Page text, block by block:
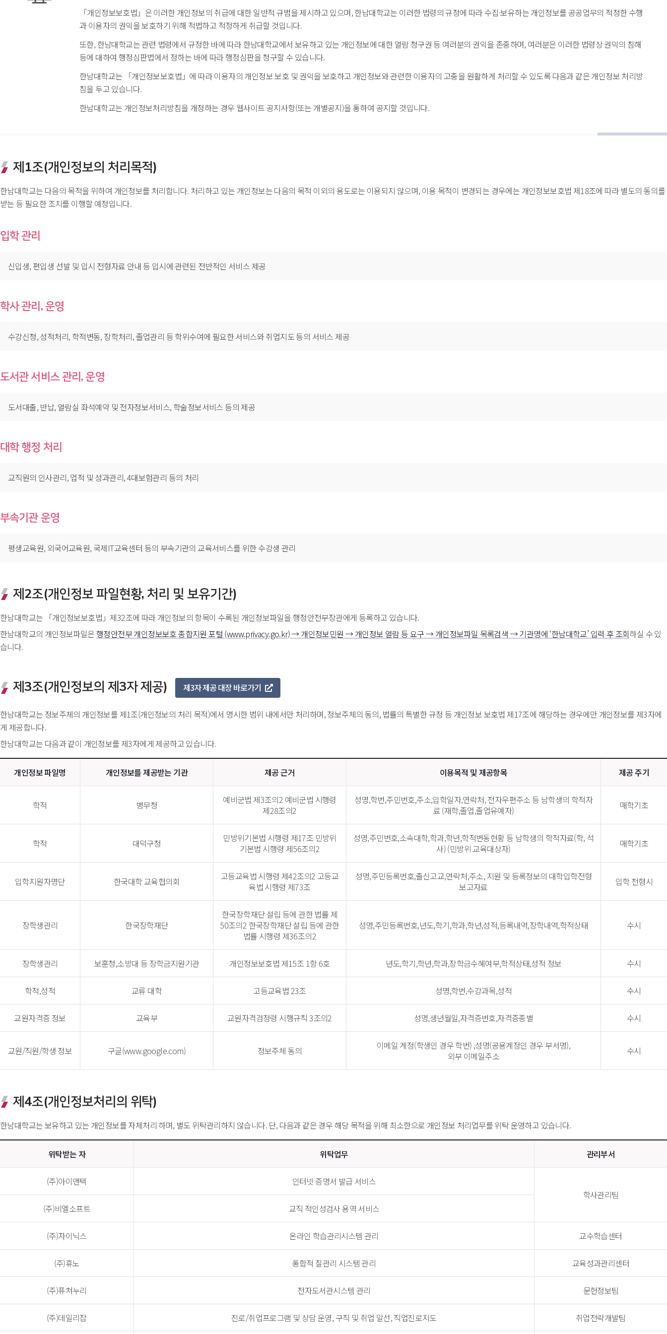
「개인정보보호법」은 이러한 개인정보의 취급에 대한 일반적 규범을 제시하고 있으며, 한남대학교는 이러한 법령의 규정에 따라 수집·보유하는 개인정보를 공공업무의 적정한 수행
과 이용자의 권익을 보호하기 위해 적법하고 적정하게 취급할 것입니다.
또한, 한남대학교는 관련 법령에서 규정한 바에 따라 한남대학교에서 보유하고 있는 개인정보에 대한 열람 청구권 등 여러분의 권익을 존중하며, 여러분은 이러한 법령상 권익의 침해
등에 대하여 행정심판법에서 정하는 바에 따라 행정심판을 청구할 수 있습니다.
한남대학교는 「개인정보보호법」에 따라 이용자의 개인정보 보호 및 권익을 보호하고 개인정보와 관련한 이용자의 고충을 원활하게 처리할 수 있도록 다음과 같은 개인정보 처리방
침을 두고 있습니다.
한남대학교는 개인정보처리방침을 개정하는 경우 웹사이트 공지사항(또는 개별공지)을 통하여 공지할 것입니다.
제1조(개인정보의 처리목적)
한남대학교는 다음의 목적을 위하여 개인정보를 처리합니다. 처리하고 있는 개인정보는 다음의 목적 이외의 용도로는 이용되지 않으며, 이용 목적이 변경되는 경우에는 개인정보보호법 제18조에 따라 별도의 동의를
받는 등 필요한 조치를 이행할 예정입니다.
입학 관리
신입생, 편입생 선발 및 입시 전형자료 안내 등 입시에 관련된 전반적인 서비스 제공
학사 관리, 운영
수강신청, 성적처리, 학적변동, 장학처리, 졸업관리 등 학위수여에 필요한 서비스와 취업지도 등의 서비스 제공
도서관 서비스 관리, 운영
도서대출, 반납, 열람실 좌석예약 및 전자정보서비스, 학술정보서비스 등의 제공
대학 행정 처리
교직원의 인사관리, 업적 및 성과관리, 4대보험관리 등의 처리
부속기관 운영
평생교육원, 외국어교육원, 국제IT교육센터 등의 부속기관의 교육서비스를 위한 수강생 관리
제2조(개인정보 파일현황, 처리 및 보유기간)
한남대학교는 「개인정보보호법」제32조에 따라 개인정보의 항목이 수록된 개인정보파일을 행정안전부장관에게 등록하고 있습니다.
한남대학교의 개인정보파일은 행정안전부 개인정보보호 종합지원 포털 (www.privacy.go.kr) → 개인정보민원 → 개인정보 열람 등 요구 → 개인정보파일 목록검색 → 기관명에 ‘한남대학교’ 입력 후 조회하실 수 있
습니다.
제3조(개인정보의 제3자 제공) 제3자 제공 대장 바로가기
한남대학교는 정보주체의 개인정보를 제1조(개인정보의 처리 목적)에서 명시한 범위 내에서만 처리하며, 정보주체의 동의, 법률의 특별한 규정 등 개인정보 보호법 제17조에 해당하는 경우에만 개인정보를 제3자에
게 제공합니다.
한남대학교는 다음과 같이 개인정보를 제3자에게 제공하고 있습니다.
개인정보 파일명 개인정보를 제공받는 기관 제공 근거 이용목적 및 제공항목 제공 주기
학적 병무청
예비군법 제3조의2 예비군법 시행령
제28조의2
성명,학번,주민번호,주소,입학일자,연락처, 전자우편주소 등 남학생의 학적자
료 (재학,졸업,졸업유예자)
매학기초
학적 대덕구청
민방위기본법 시행령 제17조 민방위
기본법 시행령 제56조의2
성명,주민번호,소속대학,학과,학년,학적변동현황 등 남학생의 학적자료(학, 석
사) (민방위 교육대상자)
매학기초
입학지원자명단 한국대학 교육협의회
고등교육법 시행령 제42조의2 고등교
육법 시행령 제73조
성명,주민등록번호,출신고교,연락처,주소, 지원 및 등록정보의 대학입학전형
보고자료
입학 전형시
장학생관리 한국장학재단
한국장학재단 설립 등에 관한 법률 제
50조의2 한국장학재단 설립 등에 관한
법률 시행령 제36조의2
성명,주민등록번호,년도,학기,학과,학년,성적,등록내역,장학내역,학적상태 수시
장학생관리 보훈청,소방대 등 장학금지원기관 개인정보보호법 제15조 1항 6호 년도,학기,학년,학과,장학금수혜여부,학적상태,성적 정보 수시
학적,성적 교류 대학 고등교육법 23조 성명,학번,수강과목,성적 수시
교원자격증 정보 교육부 교원자격검정령 시행규칙 3조의2 성명,생년월일,자격증번호,자격증종별 수시
교원/직원/학생 정보 구글(www.google.com) 정보주체 동의
이메일 계정(학생인 경우 학번) ,성명(공용계정인 경우 부서명),
외부 이메일주소
수시
제4조(개인정보처리의 위탁)
한남대학교는 보유하고 있는 개인정보를 자체처리 하며, 별도 위탁관리하지 않습니다. 단, 다음과 같은 경우 해당 목적을 위해 최소한으로 개인정보 처리업무를 위탁 운영하고 있습니다.
위탁받는 자 위탁업무 관리부서
(주)아이앤텍
인터넷 증명서 발급 서비스
학사관리팀
(주)비엘소프트
교직 적인성검사 용역 서비스
(주)자이닉스 온라인 학습관리시스템 관리 교수학습센터
(주)휴노 통합적 질관리 시스템 관리 교육성과관리센터
(주)퓨쳐누리 전자도서관시스템 관리 문헌정보팀
(주)데일리잡 진로/취업프로그램 및 상담 운영, 구직 및 취업 알선, 직업진로지도 취업전략개발팀